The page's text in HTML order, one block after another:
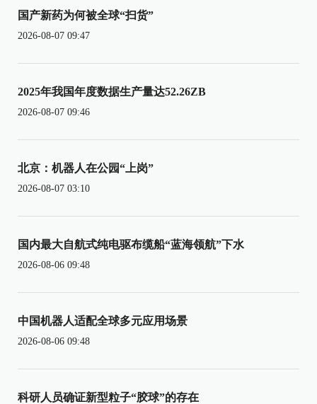
国产新药为何被全球“扫货”
2026-08-07 09:47
2025年我国年度数据生产量达52.26ZB
2026-08-07 09:46
北京：机器人在公园“上岗”
2026-08-07 03:10
国内最大自航式纯电驱布缆船“蓝海领航”下水
2026-08-06 09:48
中国机器人适配全球多元应用场景
2026-08-06 09:48
科研人员确证新型粒子“胶球”的存在